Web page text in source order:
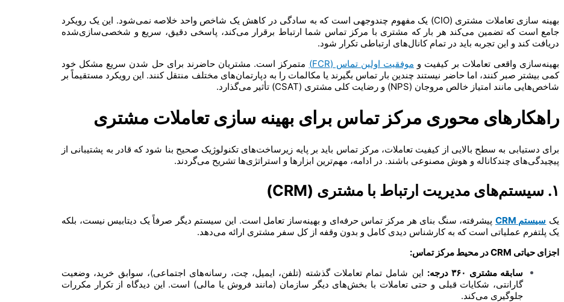
بهینه سازی تعاملات مشتری (CIO) یک مفهوم چندوجهی است که به سادگی در کاهش یک شاخص واحد خلاصه نمی‌شود. این یک رویکرد
جامع است که تضمین می‌کند هر بار که مشتری با مرکز تماس شما ارتباط برقرار می‌کند، پاسخی دقیق، سریع و شخصی‌سازی‌شده
دریافت کند و این تجربه باید در تمام کانال‌های ارتباطی تکرار شود.
بهینه‌سازی واقعی تعاملات بر کیفیت و موفقیت اولین تماس (FCR)
متمرکز است. مشتریان حاضرند برای حل شدن سریع مشکل خود
کمی بیشتر صبر کنند، اما حاضر نیستند چندین بار تماس بگیرند یا مکالمات را به دپارتمان‌های مختلف منتقل کنند. این رویکرد مستقیماً بر
شاخص‌هایی مانند امتیاز خالص مروجان (NPS) و رضایت کلی مشتری (CSAT) تأثیر می‌گذارد.
راهکارهای محوری مرکز تماس برای بهینه سازی تعاملات مشتری
برای دستیابی به سطح بالایی از کیفیت تعاملات، مرکز تماس باید بر پایه زیرساخت‌های تکنولوژیک صحیح بنا شود که قادر به پشتیبانی از
پیچیدگی‌های چندکاناله و هوش مصنوعی باشند. در ادامه، مهم‌ترین ابزارها و استراتژی‌ها تشریح می‌گردند.
۱. سیستم‌های مدیریت ارتباط با مشتری (CRM)
یک سیستم CRM
پیشرفته، سنگ بنای هر مرکز تماس حرفه‌ای و بهینه‌ساز تعامل است. این سیستم دیگر صرفاً یک دیتابیس نیست، بلکه
یک پلتفرم عملیاتی است که به کارشناس دیدی کامل و بدون وقفه از کل سفر مشتری ارائه می‌دهد.
اجزای حیاتی CRM در محیط مرکز تماس:
سابقه مشتری ۳۶۰ درجه:
این شامل تمام تعاملات گذشته (تلفن، ایمیل، چت، رسانه‌های اجتماعی)، سوابق خرید، وضعیت
گارانتی، شکایات قبلی و حتی تعاملات با بخش‌های دیگر سازمان (مانند فروش یا مالی) است. این دیدگاه از تکرار مکررات
جلوگیری می‌کند.